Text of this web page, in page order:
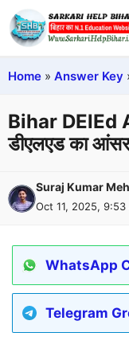
Home » Answer Key
Bihar DElEd
डीएलएड का
Suraj Kumar
Oct 11, 2025, 9:53
WhatsApp
Telegram